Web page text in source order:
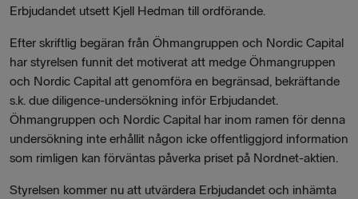
Erbjudandet utsett Kjell Hedman till ordförande.
Efter skriftlig begäran från Öhmangruppen och Nordic Capital
har styrelsen funnit det motiverat att medge Öhmangruppen
och Nordic Capital att genomföra en begränsad, bekräftande
s.k. due diligence-undersökning inför Erbjudandet.
Öhmangruppen och Nordic Capital har inom ramen för denna
undersökning inte erhållit någon icke offentliggjord information
som rimligen kan förväntas påverka priset på Nordnet-aktien.
Styrelsen kommer nu att utvärdera Erbjudandet och inhämta